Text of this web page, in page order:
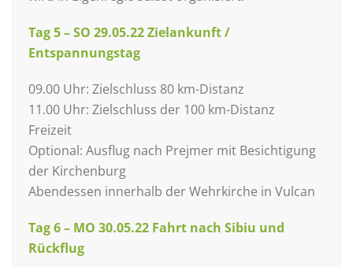
Tag 5 – SO 29.05.22 Zielankunft /
Entspannungstag
09.00 Uhr: Zielschluss 80 km-Distanz
11.00 Uhr: Zielschluss der 100 km-Distanz
Freizeit
Optional: Ausflug nach Prejmer mit Besichtigung
der Kirchenburg
Abendessen innerhalb der Wehrkirche in Vulcan
Tag 6 – MO 30.05.22 Fahrt nach Sibiu und
Rückflug